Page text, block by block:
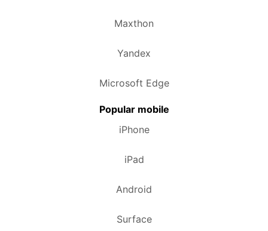
Maxthon
Yandex
Microsoft Edge
Popular mobile
iPhone
iPad
Android
Surface